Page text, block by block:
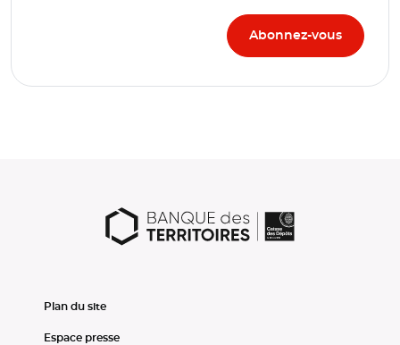
Plan du site
Espace presse